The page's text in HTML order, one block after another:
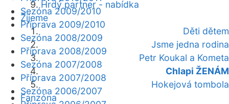
Hrdý partner - nabídka
Žijeme
Děti dětem
Jsme jedna rodina
Petr Koukal a Kometa
Chlapi ŽENÁM
Hokejová tombola
Fanzóna
Sezóna 2009/2010
Příprava 2009/2010
Sezóna 2008/2009
Příprava 2008/2009
Sezóna 2007/2008
Příprava 2007/2008
Sezóna 2006/2007